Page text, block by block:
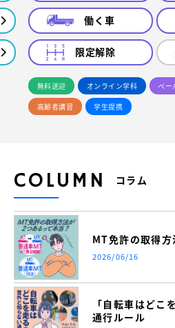
働く車
限定解除
無料送迎 オンライン学科
ペー
高齢者講習
学生提携
COLUMN コラム
MT免許の取得
2026/06/16
「自転車はどこ
通行ルール